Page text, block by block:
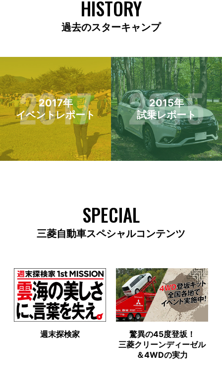
HISTORY
過去のスターキャンプ
2017年
イベントレポート
2015年
試乗レポート
SPECIAL
三菱自動車スペシャルコンテンツ
週末探検家
驚異の45度登坂！
三菱クリーンディーゼル
＆4WDの実力